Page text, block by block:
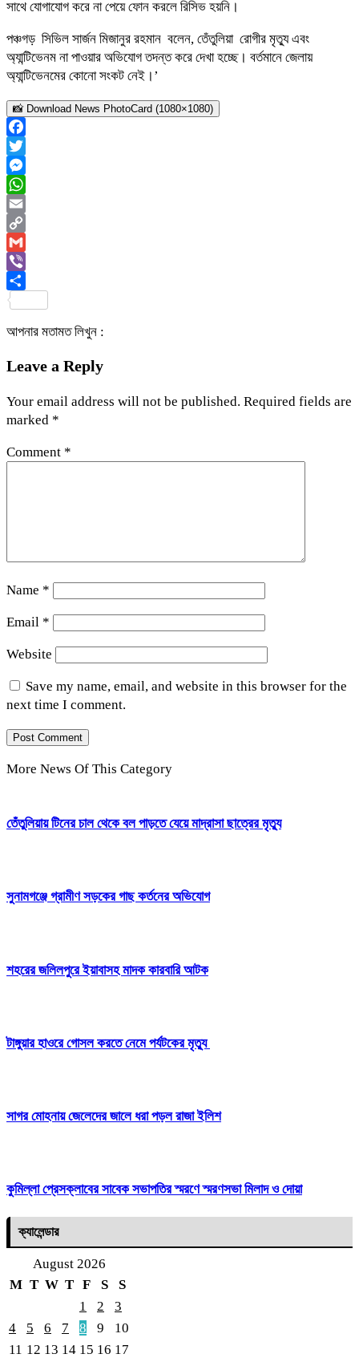
সাথে যোগাযোগ করে না পেয়ে ফোন করলে রিসিভ হয়নি।
পঞ্চগড় সিভিল সার্জন মিজানুর রহমান বলেন, তেঁতুলিয়া রোগীর মৃত্যু এবং
অ্যান্টিভেনম না পাওয়ার অভিযোগ তদন্ত করে দেখা হচ্ছে। বর্তমানে জেলায়
অ্যান্টিভেনমের কোনো সংকট নেই।’
📸 Download News PhotoCard (1080×1080)
Facebook
Twitter
Messenger
WhatsApp
Email
Copy
Link
Gmail
Viber
আপনার মতামত লিখুন :
Leave a Reply
Your email address will not be published. Required fields are
marked *
Comment *
Name *
Email *
Website
Save my name, email, and website in this browser for the
next time I comment.
More News Of This Category
তেঁতুলিয়ায় টিনের চাল থেকে বল পাড়তে যেয়ে মাদ্রাসা ছাত্রের মৃত্যু
সুনামগঞ্জে গ্রামীণ সড়কের গাছ কর্তনের অভিযোগ
শহরের জলিলপুরে ইয়াবাসহ মাদক কারবারি আটক
টাঙ্গুয়ার হাওরে গোসল করতে নেমে পর্যটকের মৃত্যু
সাগর মোহনায় জেলেদের জালে ধরা পড়ল রাজা ইলিশ
কুমিল্লা প্রেসক্লাবের সাবেক সভাপতির স্মরণে স্মরণসভা মিলাদ ও দোয়া
ক্যালেন্ডার
August 2026
M T W T F S
S
1
2
3
4
5 6 7 8 9
10
11 12 13 14 15 16 17